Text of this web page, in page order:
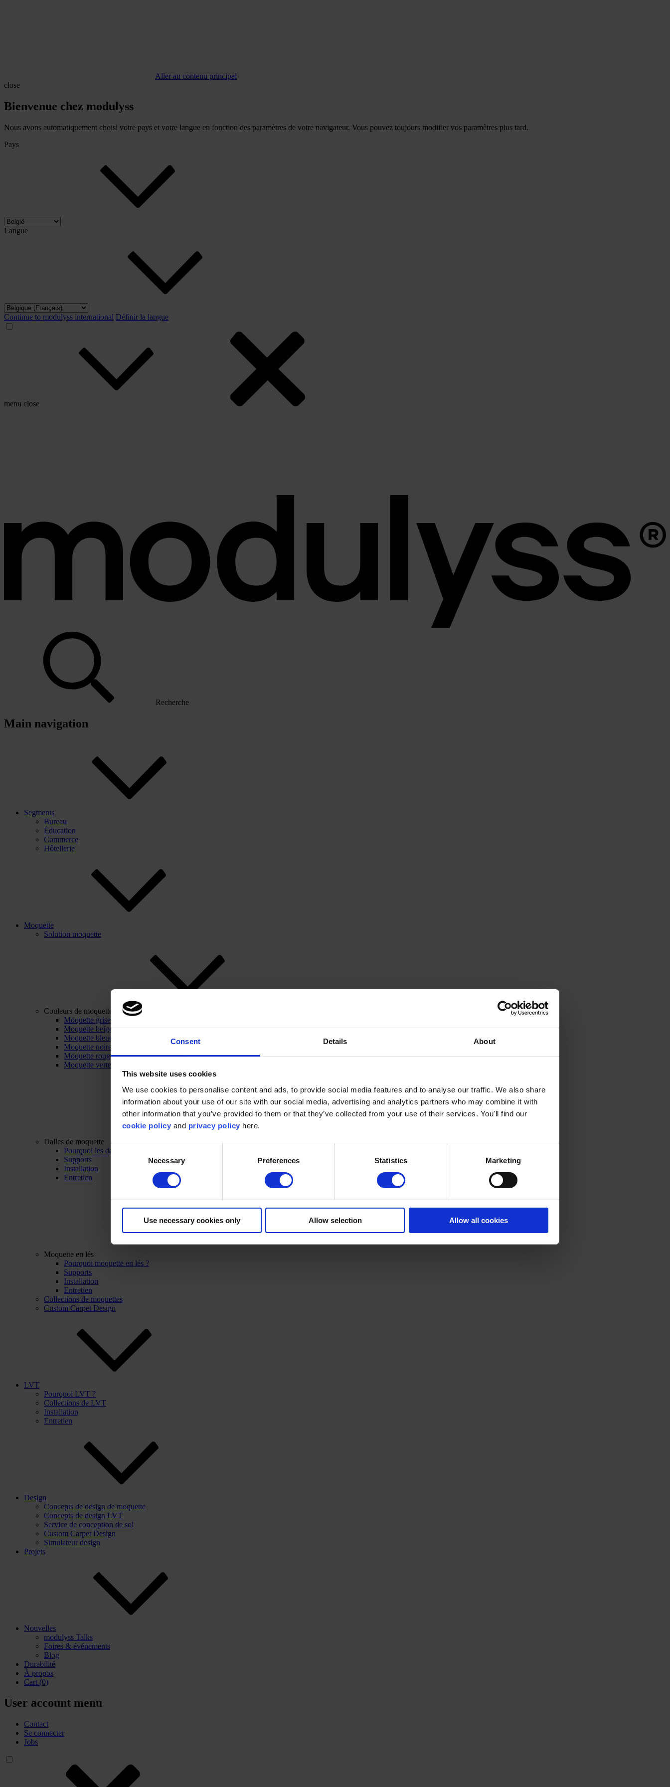
Consent Details About
This website uses cookies
We use cookies to personalise content and ads, to provide social media features and to analyse our traffic. We also share
information about your use of our site with our social media, advertising and analytics partners who may combine it with
other information that you’ve provided to them or that they’ve collected from your use of their services. You'll find our
cookie policy and privacy policy here.
Consent
Necessary Preferences Statistics Marketing
Use necessary cookies only Allow selection Allow all cookies
Aller au contenu principal
close
Bienvenue chez modulyss
Nous avons automatiquement choisi votre pays et votre langue en fonction des paramètres de votre navigateur. Vous pouvez toujours modifier vos paramètres plus tard.
Pays
Langue
Continue to modulyss international Définir la langue
menu close
Recherche
Main navigation
Segments
Bureau
Éducation
Commerce
Hôtellerie
Moquette
Solution moquette
Couleurs de moquette
Moquette grise
Moquette beige
Moquette bleue
Moquette noire
Moquette rouge
Moquette verte
Dalles de moquette
Pourquoi les dalles de moquette ?
Supports
Installation
Entretien
Moquette en lés
Pourquoi moquette en lés ?
Supports
Installation
Entretien
Collections de moquettes
Custom Carpet Design
LVT
Pourquoi LVT ?
Collections de LVT
Installation
Entretien
Design
Concepts de design de moquette
Concepts de design LVT
Service de conception de sol
Custom Carpet Design
Simulateur design
Projets
Nouvelles
modulyss Talks
Foires & événements
Blog
Durabilité
À propos
Cart (0)
User account menu
Contact
Se connecter
Jobs